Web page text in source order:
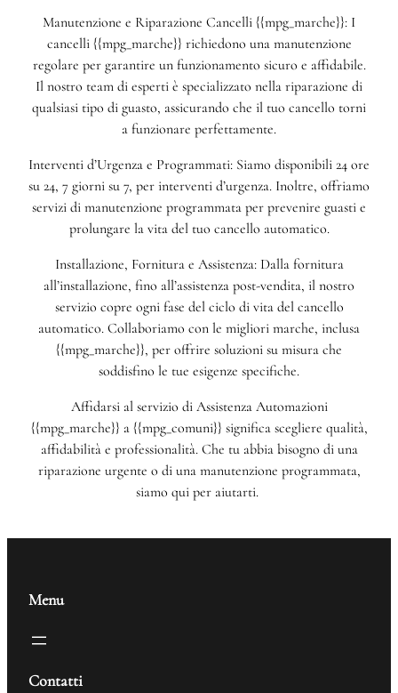
Manutenzione e Riparazione Cancelli {{mpg_marche}}: I
cancelli {{mpg_marche}} richiedono una manutenzione
regolare per garantire un funzionamento sicuro e affidabile.
Il nostro team di esperti è specializzato nella riparazione di
qualsiasi tipo di guasto, assicurando che il tuo cancello torni
a funzionare perfettamente.
Interventi d’Urgenza e Programmati: Siamo disponibili 24 ore
su 24, 7 giorni su 7, per interventi d’urgenza. Inoltre, offriamo
servizi di manutenzione programmata per prevenire guasti e
prolungare la vita del tuo cancello automatico.
Installazione, Fornitura e Assistenza: Dalla fornitura
all’installazione, fino all’assistenza post-vendita, il nostro
servizio copre ogni fase del ciclo di vita del cancello
automatico. Collaboriamo con le migliori marche, inclusa
{{mpg_marche}}, per offrire soluzioni su misura che
soddisfino le tue esigenze specifiche.
Affidarsi al servizio di Assistenza Automazioni
{{mpg_marche}} a {{mpg_comuni}} significa scegliere qualità,
affidabilità e professionalità. Che tu abbia bisogno di una
riparazione urgente o di una manutenzione programmata,
siamo qui per aiutarti.
Menu
Contatti